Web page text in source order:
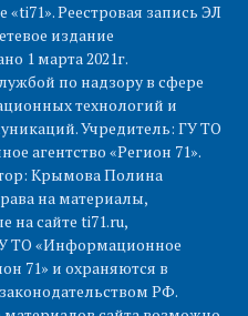
«ti71». Реестровая запись ЭЛ
издание
1 марта 2021г.
по надзору в сфере
технологий и
Учредитель: ГУ ТО
агентство «Регион 71».
Крымова Полина
на материалы,
на сайте ti71.ru,
ТО «Информационное
71» и охраняются в
РФ.